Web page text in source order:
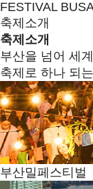
FESTIVAL
축제소개
축제소개
부산을 넘어 세
축제로 하나 되
부산밀페스티벌